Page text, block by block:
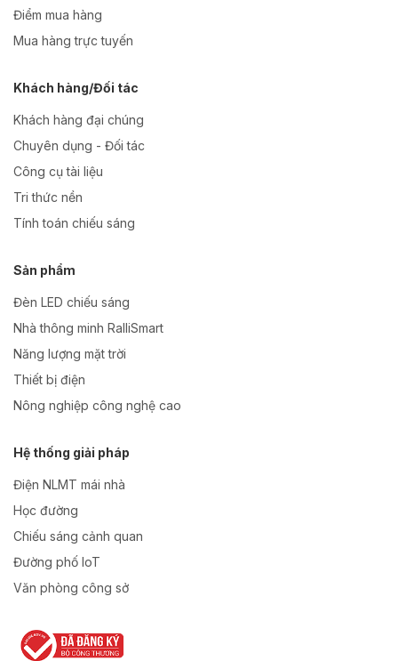
Điểm mua hàng
Mua hàng trực tuyến
Khách hàng/Đối tác
Khách hàng đại chúng
Chuyên dụng - Đối tác
Công cụ tài liệu
Tri thức nền
Tính toán chiếu sáng
Sản phẩm
Đèn LED chiếu sáng
Nhà thông minh RalliSmart
Năng lượng mặt trời
Thiết bị điện
Nông nghiệp công nghệ cao
Hệ thống giải pháp
Điện NLMT mái nhà
Học đường
Chiếu sáng cảnh quan
Đường phố IoT
Văn phòng công sở